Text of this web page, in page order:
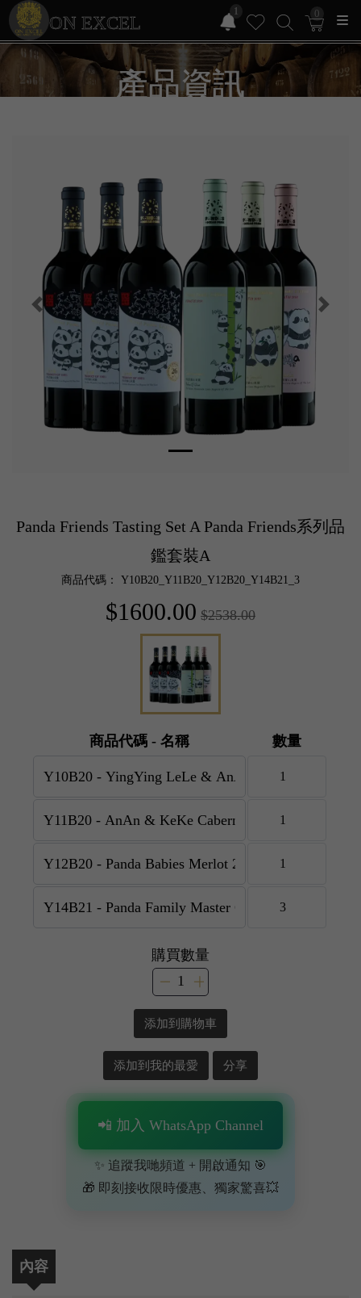
ON EXCEL
1 0
產品資訊
Panda Friends Tasting Set A Panda Friends系列品
鑑套裝A
商品代碼： Y10B20_Y11B20_Y12B20_Y14B21_3
$1600.00 $2538.00
商品代碼 - 名稱 數量
購買數量
添加到購物車
添加到我的最愛 分享
📲 加入 WhatsApp Channel
✨ 追蹤我哋頻道 + 開啟通知 🎯
🎁 即刻接收限時優惠、獨家驚喜💥
內容